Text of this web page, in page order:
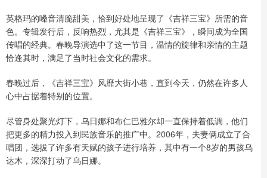
英格玛的嗓音清脆甜美，恰到好处地呈现了《吉祥三宝》所需的音
色。专辑发行后，反响热烈，尤其是《吉祥三宝》，瞬间成为全国
传唱的经典。春晚导演选中了这一节目，温情的旋律和亲情的主题
恰逢其时，满足了当时社会文化的需求。
春晚过后，《吉祥三宝》风靡大街小巷，直到今天，仍然在许多人
心中占据着特别的位置。
尽管身处聚光灯下，乌日娜和布仁巴雅尔却一直保持着低调，他们
把更多的精力投入到民族音乐的推广中。2006年，夫妻俩成立了合
唱团，选拔了许多有天赋的孩子进行培养，其中有一个8岁的男孩乌
达木，深深打动了乌日娜。